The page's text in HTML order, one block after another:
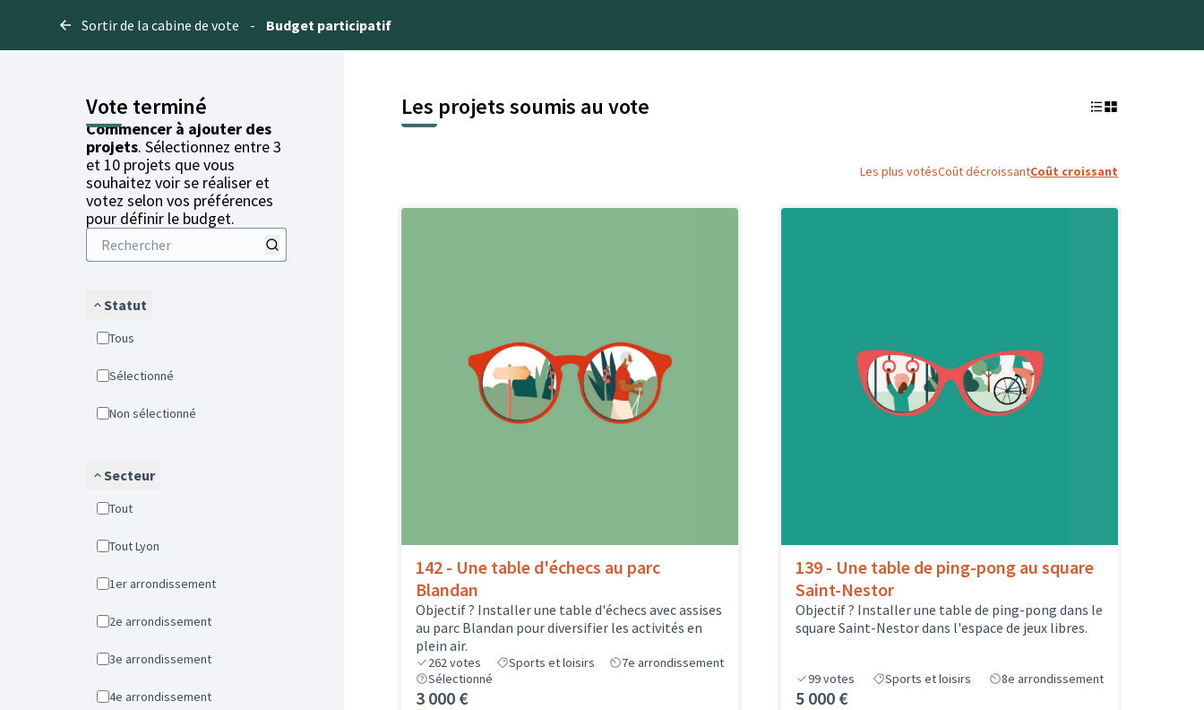
Sortir de la cabine de vote - Budget participatif
Vote terminé
Commencer à ajouter des
projets. Sélectionnez entre 3
et 10 projets que vous
souhaitez voir se réaliser et
votez selon vos préférences
pour définir le budget.
Statut
Tous
Sélectionné
Non sélectionné
Secteur
Tout
Tout Lyon
1er arrondissement
2e arrondissement
3e arrondissement
4e arrondissement
Les projets soumis au vote
Les plus votésCoût décroissantCoût croissant
142 - Une table d'échecs au parc
Blandan
Objectif ? Installer une table d'échecs avec assises
au parc Blandan pour diversifier les activités en
plein air.
262votes Sports et loisirs
7e arrondissement
Sélectionné
3 000 €
139 - Une table de ping-pong au square
Saint-Nestor
Objectif ? Installer une table de ping-pong dans le
square Saint-Nestor dans l'espace de jeux libres.
99votes Sports et loisirs 8e arrondissement
5 000 €